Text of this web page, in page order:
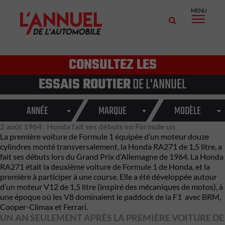
MENU
CONSULTEZ LES
ESSAIS ROUTIERDE L'ANNUEL
ANNÉE MARQUE MODÈLE
2 août 1964 : Honda fait ses débuts en Formule un
La première voiture de Formule 1 équipée d’un moteur douze
cylindres monté transversalement, la Honda RA271 de 1,5 litre, a
fait ses débuts lors du Grand Prix d’Allemagne de 1964. La Honda
RA271 était la deuxième voiture de Formule 1 de Honda, et la
première à participer à une course. Elle a été développée autour
d’un moteur V12 de 1,5 litre (inspiré des mécaniques de motos), à
une époque où les V8 dominaient le paddock de la F1 avec BRM,
Cooper-Climax et Ferrari.
UN AN SEULEMENT APRÈS LA PREMIÈRE VOITURE DE